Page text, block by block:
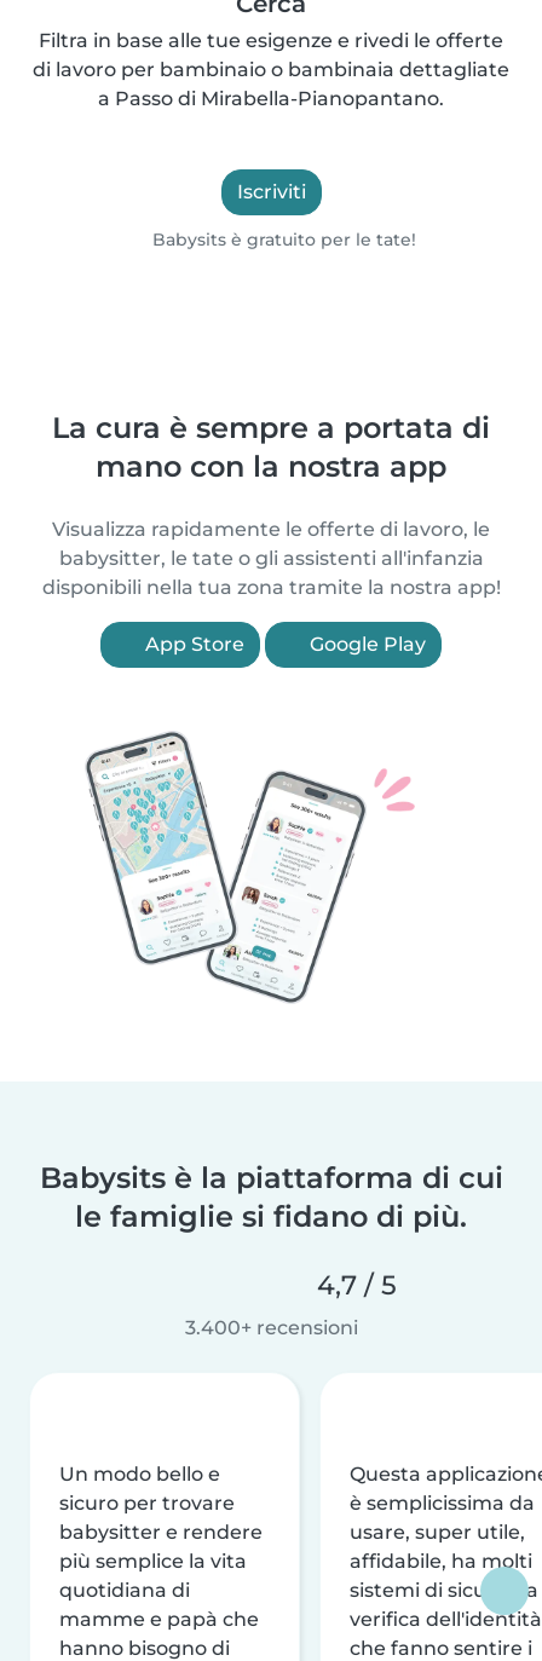
Filtra in base alle tue esigenze e rivedi le offerte
di lavoro per bambinaio o bambinaia dettagliate
a Passo di Mirabella-Pianopantano.
Iscriviti
Babysits è gratuito per le tate!
La cura è sempre a portata di
mano con la nostra app
Visualizza rapidamente le offerte di lavoro, le
babysitter, le tate o gli assistenti all'infanzia
disponibili nella tua zona tramite la nostra app!
App Store Google Play
Babysits è la piattaforma di cui
le famiglie si fidano di più.
4,7 / 5
3.400+ recensioni
Un modo bello e
sicuro per trovare
babysitter e rendere
più semplice la vita
quotidiana di
mamme e papà che
hanno bisogno di
Questa
è semplicissima da
usare, super utile,
affidabile, ha molti
sistemi di sicurezza
verifica dell'identità
che fanno sentire i